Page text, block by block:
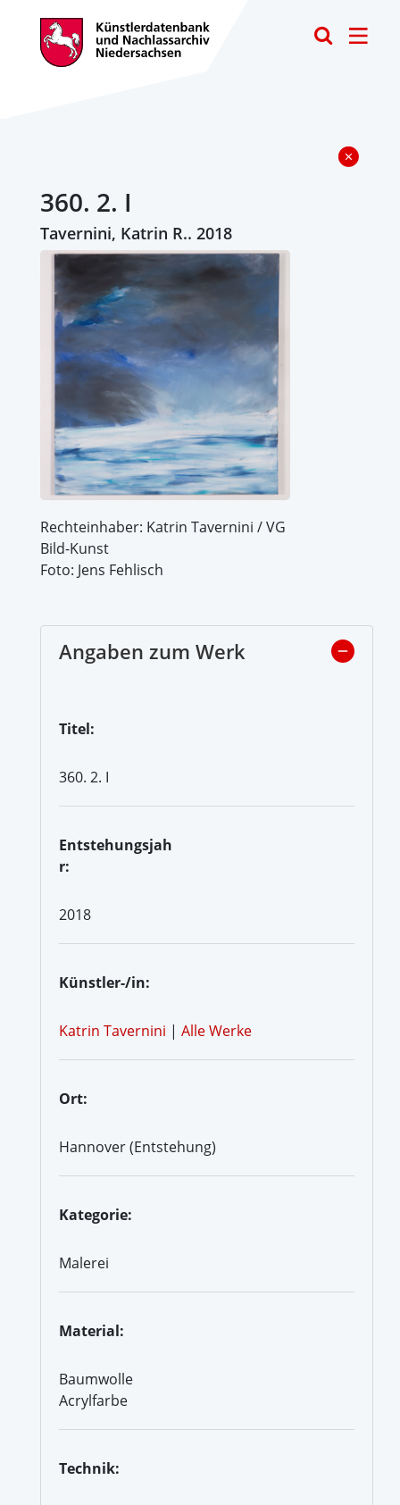
360. 2. I
Tavernini, Katrin R.. 2018
Rechteinhaber: Katrin Tavernini / VG
Bild-Kunst
Foto: Jens Fehlisch
Angaben zum Werk
Titel:
360. 2. I
Entstehungsjah
r:
2018
Künstler-/in:
Katrin Tavernini | Alle Werke
Ort:
Hannover (Entstehung)
Kategorie:
Malerei
Material:
Baumwolle
Acrylfarbe
Technik: